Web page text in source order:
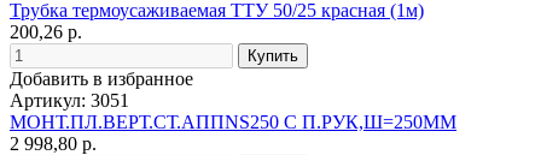
Трубка термоусаживаемая ТТУ 50/25 красная (1м)
200,26 р.
Добавить в избранное
Артикул: 3051
МОНТ.ПЛ.ВЕРТ.СТ.АППNS250 С П.РУК,Ш=250ММ
2 998,80 р.